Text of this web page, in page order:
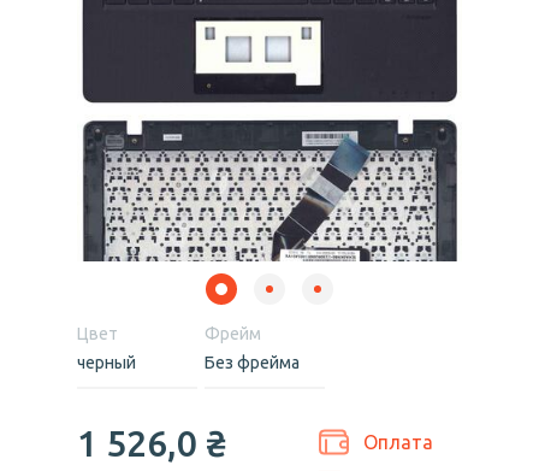
Цвет
черный
Фрейм
Без фрейма
1 526,0 ₴
Оплата